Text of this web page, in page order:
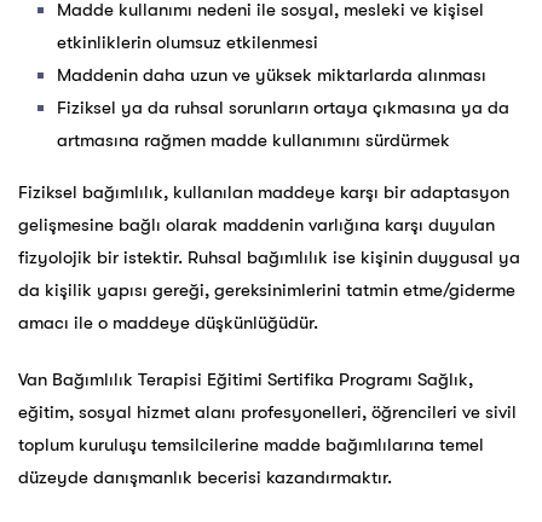
Madde kullanımı nedeni ile sosyal, mesleki ve kişisel
etkinliklerin olumsuz etkilenmesi
Maddenin daha uzun ve yüksek miktarlarda alınması
Fiziksel ya da ruhsal sorunların ortaya çıkmasına ya da
artmasına rağmen madde kullanımını sürdürmek
Fiziksel bağımlılık, kullanılan maddeye karşı bir adaptasyon
gelişmesine bağlı olarak maddenin varlığına karşı duyulan
fizyolojik bir istektir. Ruhsal bağımlılık ise kişinin duygusal ya
da kişilik yapısı gereği, gereksinimlerini tatmin etme/giderme
amacı ile o maddeye düşkünlüğüdür.
Van Bağımlılık Terapisi Eğitimi Sertifika Programı Sağlık,
eğitim, sosyal hizmet alanı profesyonelleri, öğrencileri ve sivil
toplum kuruluşu temsilcilerine madde bağımlılarına temel
düzeyde danışmanlık becerisi kazandırmaktır.